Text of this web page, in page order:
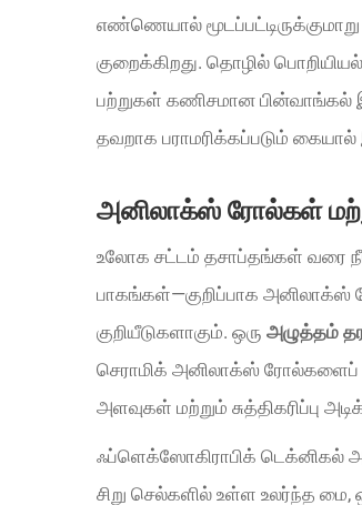
எண்ணெயால்
குறைக்கிறது. தொழில்
பற்றுகள் கணிசமான பின்வாங்கல்
தவறாக பராமரிக்கப்படும்
அனிலாக்ஸ் ரோல்கள்
உலோக சட்டம் தசாப்தங்கள் வரை
பாகங்கள்—குறிப்பாக
குறியீடுகளாகும். ஒரு அழுத்தம்
செராமிக் அனிலாக்ஸ் ரோல்களைப்
அளவுகள் மற்றும் சுத்திகரிப்பு
ஃப்ளெக்ஸோகிராபிக் டெக்னிகல்
சிறு செல்களில் உள்ள உலர்ந்த மை,